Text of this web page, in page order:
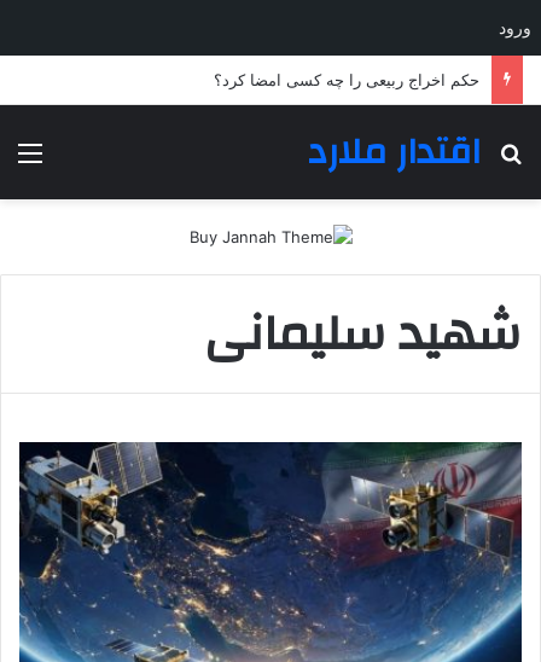
ورود
حکم اخراج ربیعی را چه کسی امضا کرد؟
اقتدار ملارد
جستجو برای
شهید سلیمانی